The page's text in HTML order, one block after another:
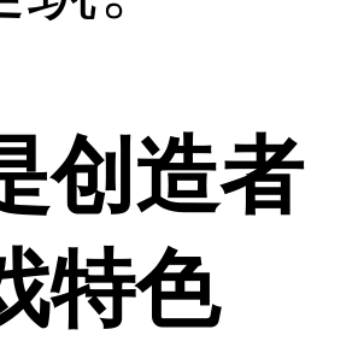
创造者
特色